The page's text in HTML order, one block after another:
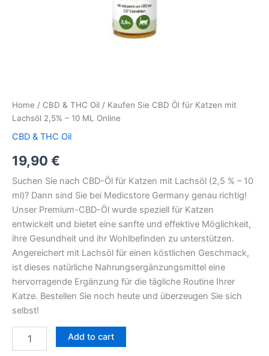
Home / CBD & THC Oil / Kaufen Sie CBD Öl für Katzen mit
Lachsöl 2,5% – 10 ML Online
CBD & THC Oil
19,90 €
Suchen Sie nach CBD-Öl für Katzen mit Lachsöl (2,5 % – 10
ml)? Dann sind Sie bei Medicstore Germany genau richtig!
Unser Premium-CBD-Öl wurde speziell für Katzen
entwickelt und bietet eine sanfte und effektive Möglichkeit,
ihre Gesundheit und ihr Wohlbefinden zu unterstützen.
Angereichert mit Lachsöl für einen köstlichen Geschmack,
ist dieses natürliche Nahrungsergänzungsmittel eine
hervorragende Ergänzung für die tägliche Routine Ihrer
Katze. Bestellen Sie noch heute und überzeugen Sie sich
selbst!
Add to cart